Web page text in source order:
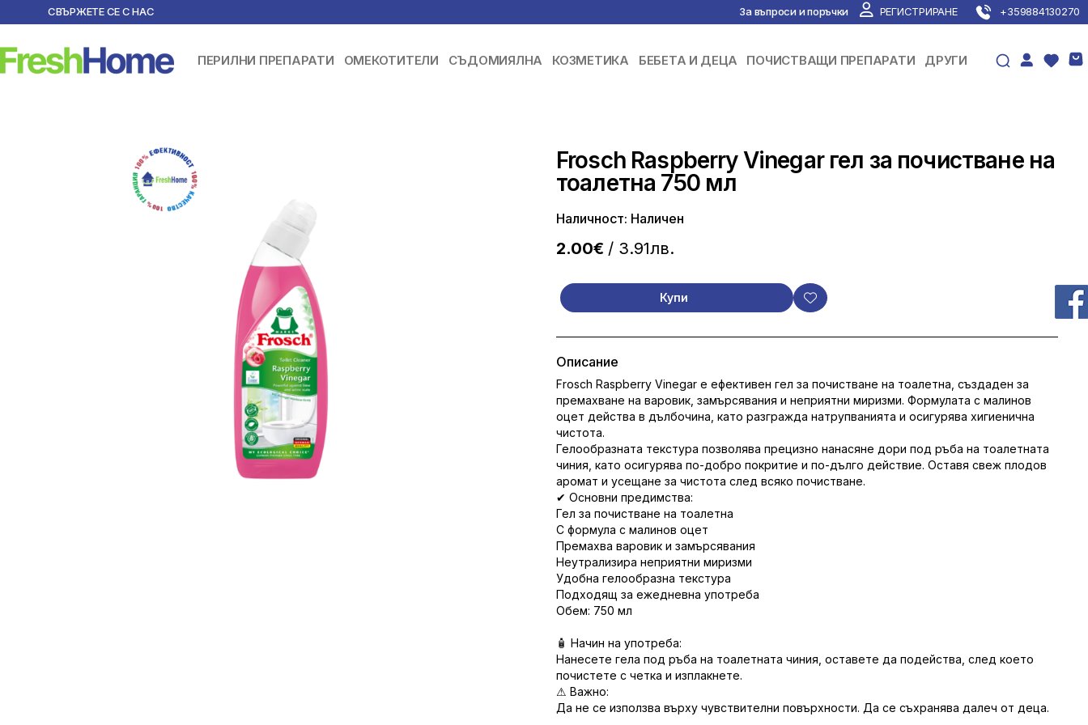
За въпроси и поръчки РЕГИСТРИРАНЕ +359884130270
СВЪРЖЕТЕ СЕ С НАС
ПЕРИЛНИ ПРЕПАРАТИ ОМЕКОТИТЕЛИ ПОЧИСТВАЩИ ПРЕПАРАТИ
СЪДОМИЯЛНА КОЗМЕТИКА БЕБЕТА И ДЕЦА ДРУГИ
Frosch Raspberry Vinegar гел за почистване на
тоалетна 750 мл
Наличност: Наличен
2.00€ / 3.91лв.
Купи
Описание
Frosch Raspberry Vinegar е ефективен гел за почистване на тоалетна, създаден за
премахване на варовик, замърсявания и неприятни миризми. Формулата с малинов
оцет действа в дълбочина, като разгражда натрупванията и осигурява хигиенична
чистота.
Гелообразната текстура позволява прецизно нанасяне дори под ръба на тоалетната
чиния, като осигурява по-добро покритие и по-дълго действие. Оставя свеж плодов
аромат и усещане за чистота след всяко почистване.
✔ Основни предимства:
Гел за почистване на тоалетна
С формула с малинов оцет
Премахва варовик и замърсявания
Неутрализира неприятни миризми
Удобна гелообразна текстура
Подходящ за ежедневна употреба
Обем: 750 мл
🧴 Начин на употреба:
Нанесете гела под ръба на тоалетната чиния, оставете да подейства, след което
почистете с четка и изплакнете.
⚠ Важно:
Да не се използва върху чувствителни повърхности. Да се съхранява далеч от деца.